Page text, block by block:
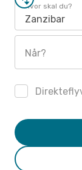
Hvor skal du?
Zanzibar
Når?